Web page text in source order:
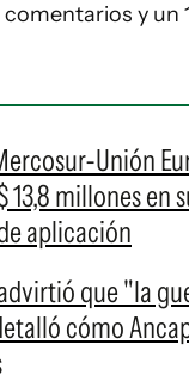
y un
Unión
13,8 millones en
aplicación
que "la
cómo